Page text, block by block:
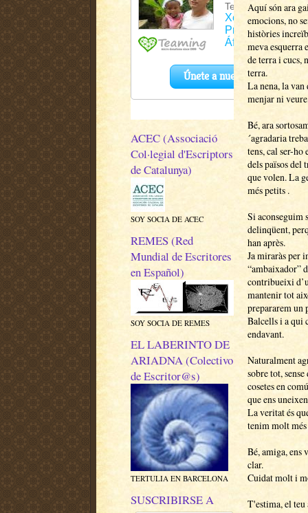
ACEC (Associació
Col·legial d'Escriptors
de Catalunya)
SOY SOCIA DE ACEC
REMES (Red
Mundial de Escritores
en Español)
SOY SOCIA DE REMES
EL LABERINTO DE
ARIADNA (Colectivo
de Escritor@s)
TERTULIA EN BARCELONA
SUSCRIBIRSE A
Aquí són ara
emocions, no
històries
meva esquerra
de terra i cucs,
terra.
La nena, la van
menjar ni
Bé, ara
´agradaria
tens, cal ser-ho
dels països del
que volen. La
més petits .
Si aconseguim
delinqüent,
han après.
Ja miraràs per
“ambaixador”
contribueixi
mantenir tot
prepararem un
Balcells i a qui
endavant.
Naturalment
sobre tot,
cosetes en
que ens
La veritat és
tenim molt més
Bé, amiga, ens
clar.
Cuidat molt i
T'estima, el teu